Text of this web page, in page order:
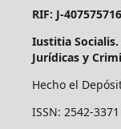
RIF: J-407575716
Iustitia
Jurídicas y
Hecho el
ISSN: 2542-3371